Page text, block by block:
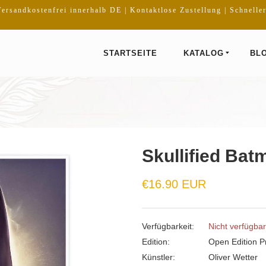
innerhalb DE | Kontaktlose Zustellung |
STARTSEITE KATALOG
Skullified
€16.90 EUR
Verfügbarkeit:
Nicht verfügbar
Edition:
Open Edition
Künstler:
Oliver Wetter